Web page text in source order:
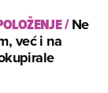
/Ne
već i na